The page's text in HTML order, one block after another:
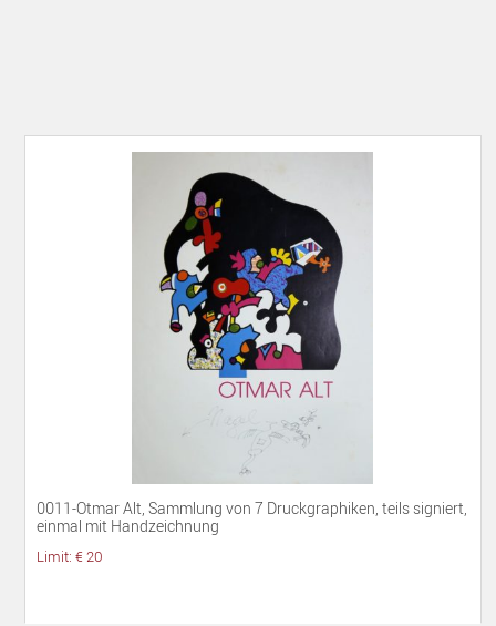
0011-Otmar Alt, Sammlung von 7 Druckgraphiken, teils signiert,
einmal mit Handzeichnung
Limit: € 20